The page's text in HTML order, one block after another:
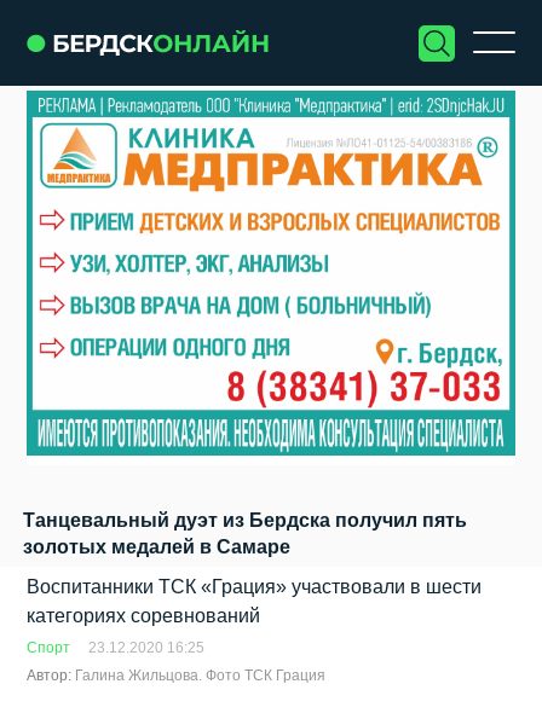
Танцевальный дуэт из Бердска получил пять
золотых медалей в Самаре
Воспитанники ТСК «Грация» участвовали в шести
категориях соревнований
Спорт
23.12.2020 16:25
Автор: Галина Жильцова. Фото ТСК Грация